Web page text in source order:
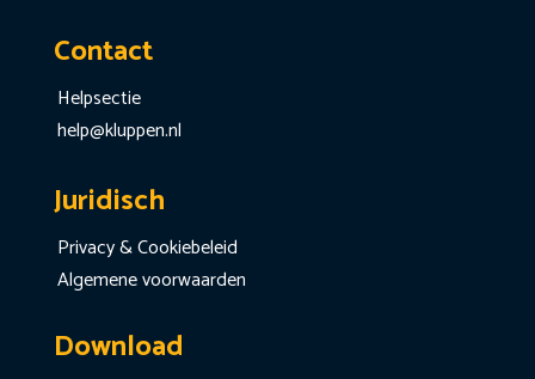
Contact
Helpsectie
help@kluppen.nl
Juridisch
Privacy & Cookiebeleid
Algemene voorwaarden
Download